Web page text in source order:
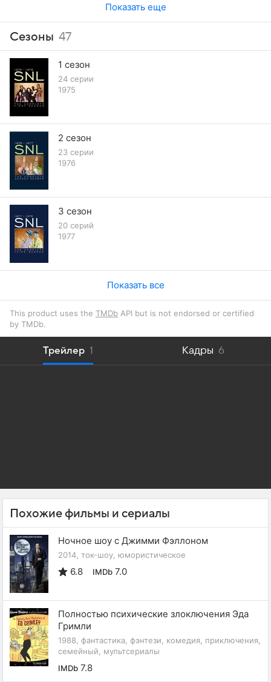
Показать еще
Сезоны 47
1 сезон
24 серии
1975
2 сезон
23 серии
1976
3 сезон
20 серий
1977
Показать все
This product uses the TMDb API but is not endorsed or certified
by TMDb.
Трейлер 1 Кадры 6
Похожие фильмы и сериалы
Ночное шоу с Джимми Фэллоном
2014, ток-шоу, юмористическое
6.8 IMDb 7.0
Полностью психические злоключения Эда
Гримли
1988, фантастика, фэнтези, комедия, приключения,
семейный, мультсериалы
IMDb 7.8